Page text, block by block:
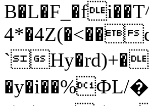
4*�4Z(�<��
`
�y�i��%ФL/�